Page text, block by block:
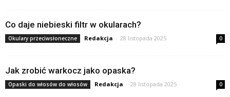
Co daje niebieski filtr w okularach?
Okulary przeciwsłoneczne Redakcja - 28 listopada 2025 0
Jak zrobić warkocz jako opaska?
Opaski do włosów do włosów Redakcja - 28 listopada 2025 0